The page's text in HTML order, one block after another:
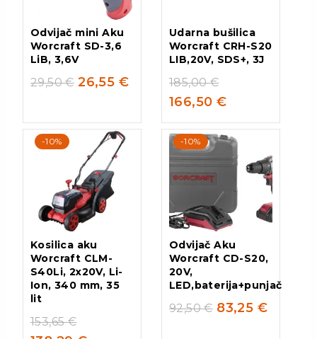
Odvijač mini Aku
Worcraft SD-3,6
LiB, 3,6V
29,50€ 26,55 €
Udarna bušilica
Worcraft CRH-S20
LIB,20V, SDS+, 3J
185,00€
166,50 €
-10%
Kosilica aku
Worcraft CLM-
S40Li, 2x20V, Li-
Ion, 340 mm, 35
lit
153,65€
-10%
Odvijač Aku
Worcraft CD-S20,
20V,
LED,baterija+punjač
92,50€ 83,25 €